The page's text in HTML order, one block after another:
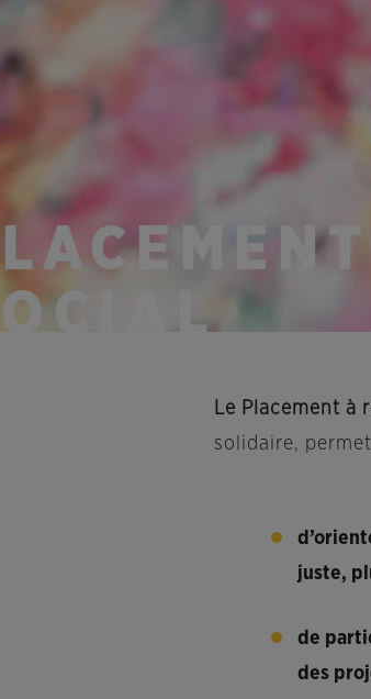
Le Placement à
solidaire,
juste,
de
des